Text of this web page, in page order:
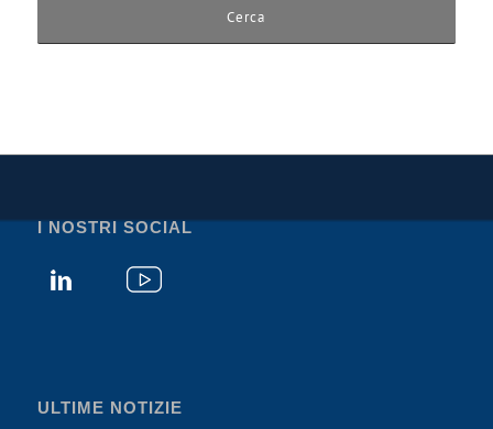
I NOSTRI SOCIAL
ULTIME NOTIZIE